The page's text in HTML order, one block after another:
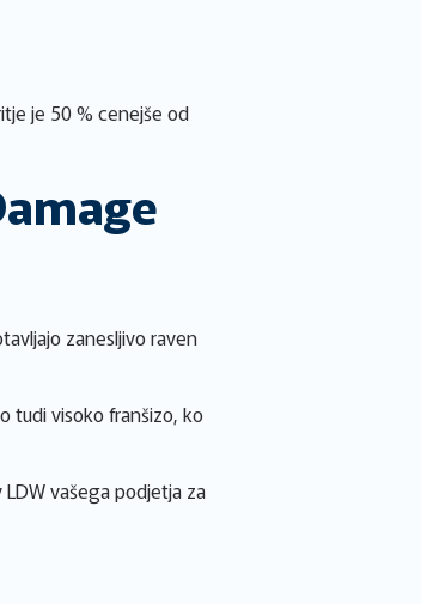
je 50 % cenejše od
zanesljivo raven
tudi visoko franšizo, ko
vašega podjetja za